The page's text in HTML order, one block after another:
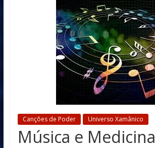
Canções de Poder Universo Xamânico
Música e Medicina